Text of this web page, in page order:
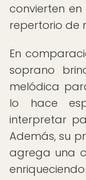
convierten
repertorio de
En
soprano
melódica
lo hace
interpretar
Además, su
agrega una